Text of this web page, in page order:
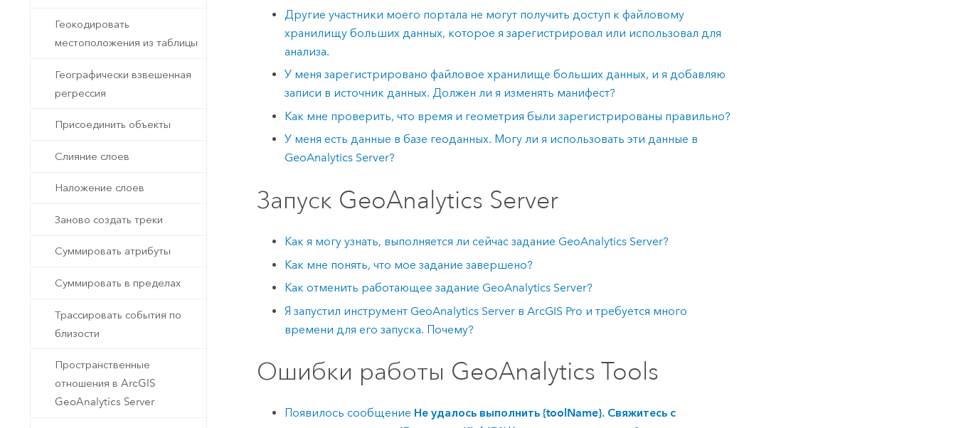
Геокодировать
местоположения из таблицы
Географически взвешенная
регрессия
Присоединить объекты
Слияние слоев
Наложение слоев
Заново создать треки
Суммировать атрибуты
Суммировать в пределах
Трассировать события по
близости
Пространственные
отношения в ArcGIS
GeoAnalytics Server
Другие участники моего портала не могут получить доступ к файловому
хранилищу больших данных, которое я зарегистрировал или использовал для
анализа.
У меня зарегистрировано файловое хранилище больших данных, и я добавляю
записи в источник данных. Должен ли я изменять манифест?
Как мне проверить, что время и геометрия были зарегистрированы правильно?
У меня есть данные в базе геоданных. Могу ли я использовать эти данные в
GeoAnalytics Server?
Запуск GeoAnalytics Server
Как я могу узнать, выполняется ли сейчас задание GeoAnalytics Server?
Как мне понять, что мое задание завершено?
Как отменить работающее задание GeoAnalytics Server?
Я запустил инструмент GeoAnalytics Serverв ArcGIS Pro и требуется много
времени для его запуска. Почему?
Ошибки работы GeoAnalytics Tools
Появилось сообщение Не удалось выполнить {toolName}. Свяжитесь с